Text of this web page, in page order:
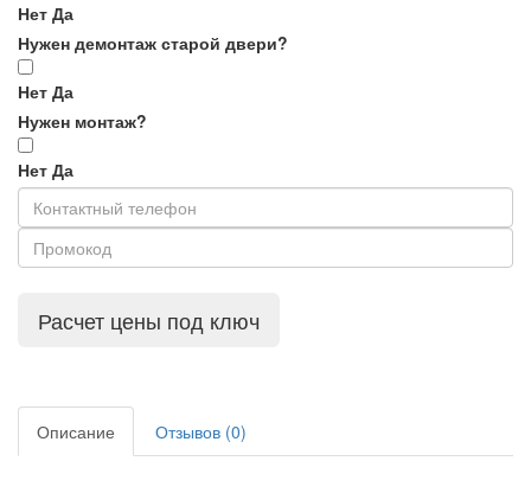
Нет Да
Нужен демонтаж старой двери?
Нет Да
Нужен монтаж?
Нет Да
Расчет цены под ключ
Описание Отзывов (0)